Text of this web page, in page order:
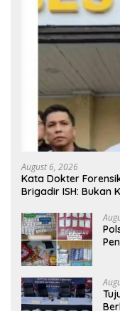
August 6, 2026
Kata Dokter
Brigadir ISH: Bukan